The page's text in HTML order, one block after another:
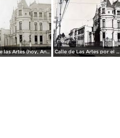
Calle de las Artes (hoy, Antonio Caso) Calle de Las Artes por el Fotógrafo Félix Miret.